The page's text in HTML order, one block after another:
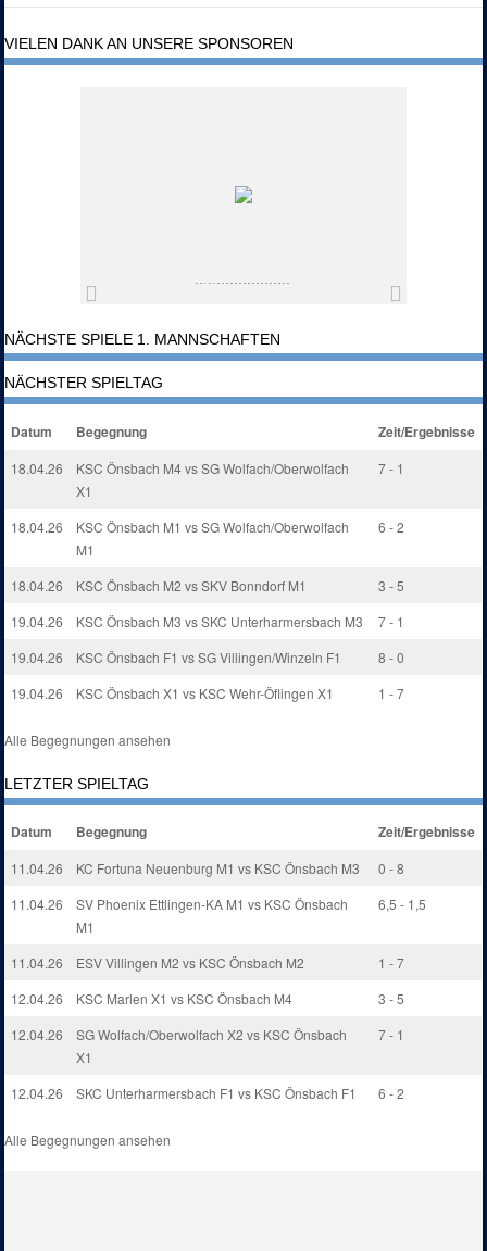
VIELEN DANK AN UNSERE SPONSOREN
NÄCHSTE SPIELE 1. MANNSCHAFTEN
NÄCHSTER SPIELTAG
Datum Begegnung Zeit/Ergebnisse
18.04.26
KSC Önsbach M4 vs SG Wolfach/Oberwolfach
X1
7 - 1
18.04.26
KSC Önsbach M1 vs SG Wolfach/Oberwolfach
M1
6 - 2
18.04.26 KSC Önsbach M2 vs SKV Bonndorf M1
3 - 5
19.04.26
KSC Önsbach M3 vs SKC Unterharmersbach M3
7 - 1
19.04.26
KSC Önsbach F1 vs SG Villingen/Winzeln F1
8 - 0
19.04.26
KSC Önsbach X1 vs KSC Wehr-Öflingen X1 1 - 7
Alle Begegnungen ansehen
LETZTER SPIELTAG
Datum Begegnung Zeit/Ergebnisse
11.04.26 KC Fortuna Neuenburg M1 vs KSC Önsbach M3
0 - 8
11.04.26
SV Phoenix Ettlingen-KA M1 vs KSC Önsbach
M1
6,5 - 1,5
11.04.26 ESV Villingen M2 vs KSC Önsbach M2
1 - 7
12.04.26
KSC Marlen X1 vs KSC Önsbach M4
3 - 5
12.04.26
SG Wolfach/Oberwolfach X2 vs KSC Önsbach
X1
7 - 1
12.04.26 SKC Unterharmersbach F1 vs KSC Önsbach F1 6 - 2
Alle Begegnungen ansehen